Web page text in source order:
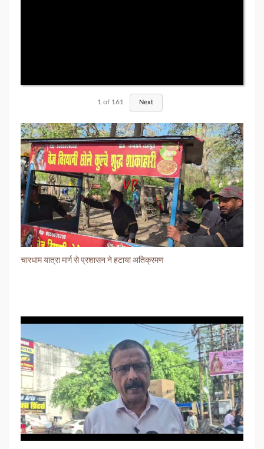
1 of 161 Next
चारधाम यात्रा मार्ग से प्रशासन ने हटाया अतिक्रमण